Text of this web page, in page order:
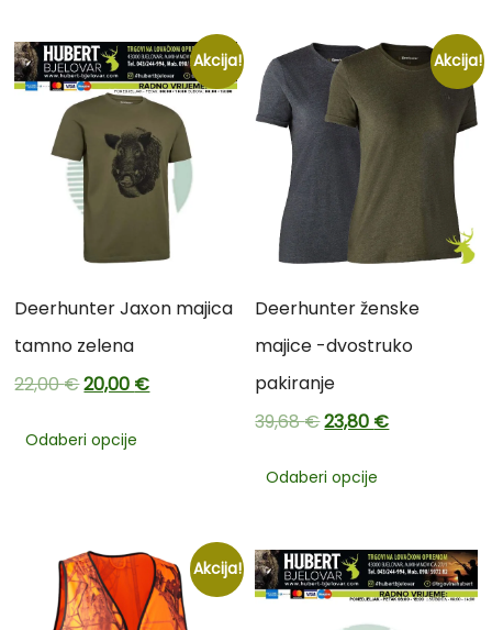
Akcija!
Deerhunter Jaxon majica
tamno zelena
22,00€20,00 €
Odaberi opcije
Akcija!
Deerhunter ženske
majice -dvostruko
pakiranje
39,68€23,80 €
Odaberi opcije
Akcija!